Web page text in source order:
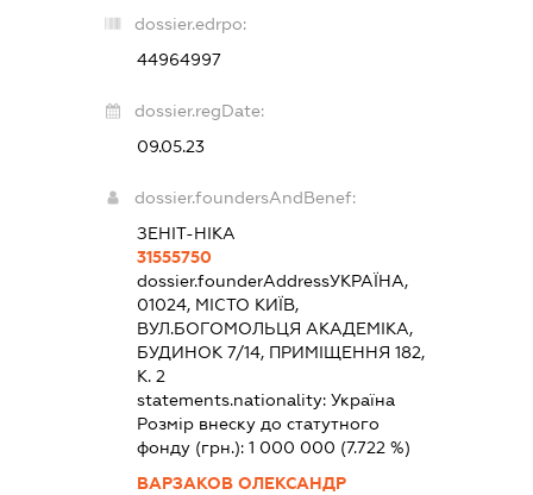
dossier.edrpo:
44964997
dossier.regDate:
09.05.23
dossier.foundersAndBenef:
ЗЕНІТ-НІКА
31555750
dossier.founderAddressУКРАЇНА,
01024, МІСТО КИЇВ,
ВУЛ.БОГОМОЛЬЦЯ АКАДЕМІКА,
БУДИНОК 7/14, ПРИМІЩЕННЯ 182,
К. 2
statements.nationality: Україна
Розмір внеску до статутного
фонду (грн.): 1 000 000 (7.722 %)
ВАРЗАКОВ ОЛЕКСАНДР